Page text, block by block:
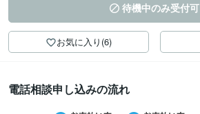
待機中のみ受付可
お気に入り(6)
電話相談申し込みの流れ